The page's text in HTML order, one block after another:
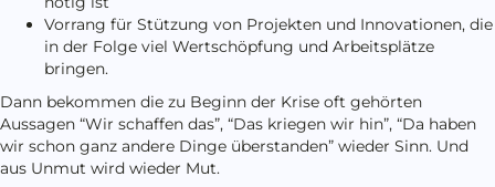
Vorrang für Stützung von Projekten und Innovationen, die
in der Folge viel Wertschöpfung und Arbeitsplätze
bringen.
Dann bekommen die zu Beginn der Krise oft gehörten
Aussagen “Wir schaffen das”, “Das kriegen wir hin”, “Da haben
wir schon ganz andere Dinge überstanden” wieder Sinn. Und
aus Unmut wird wieder Mut.